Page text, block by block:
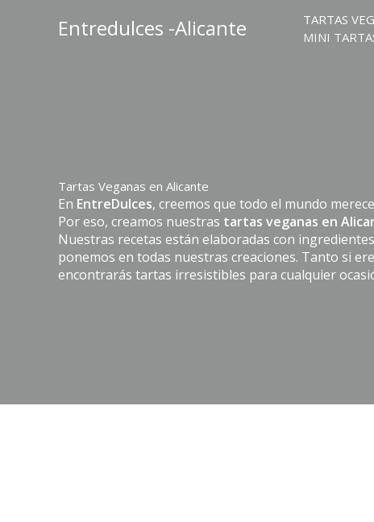
Entredulces -Alicante TARTAS
MINI
Tartas Veganas en Alicante​
En EntreDulces, creemos que todo el mundo
Por eso, creamos nuestras tartas veganas en
Nuestras recetas están elaboradas con
ponemos en todas nuestras creaciones. Tanto si
encontrarás tartas irresistibles para cualquier